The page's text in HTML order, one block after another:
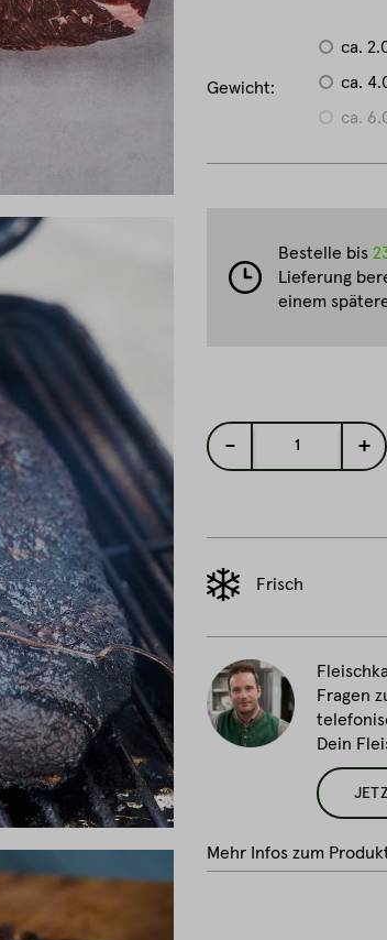
Gewicht:
ca.
ca.
ca.
- 1 +
Frisch
Bestelle bis
Lieferung
einem
Fragen
Dein
Mehr Infos zum